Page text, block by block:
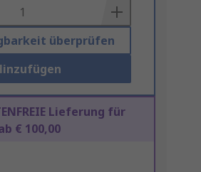
überprüfen
Lieferung für
€ 100,00